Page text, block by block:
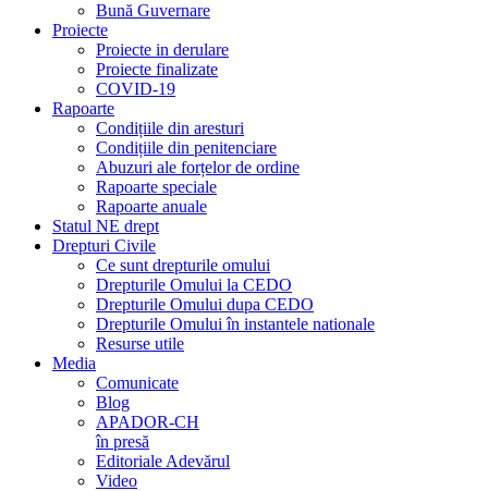
Bună Guvernare
Proiecte
Proiecte in derulare
Proiecte finalizate
COVID-19
Rapoarte
Condițiile din aresturi
Condițiile din penitenciare
Abuzuri ale forțelor de ordine
Rapoarte speciale
Rapoarte anuale
Statul NE drept
Drepturi Civile
Ce sunt drepturile omului
Drepturile Omului la CEDO
Drepturile Omului dupa CEDO
Drepturile Omului în instantele nationale
Resurse utile
Media
Comunicate
Blog
APADOR-CH
în presă
Editoriale Adevărul
Video